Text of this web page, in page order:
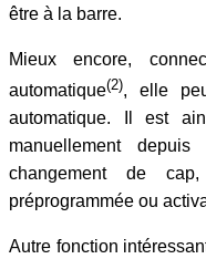
être à la barre.
Mieux encore,
automatique(2), elle
automatique. Il est
manuellement
changement de
préprogrammée ou
Autre fonction